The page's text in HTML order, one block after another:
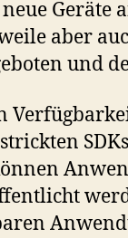
Geräte
aber
und